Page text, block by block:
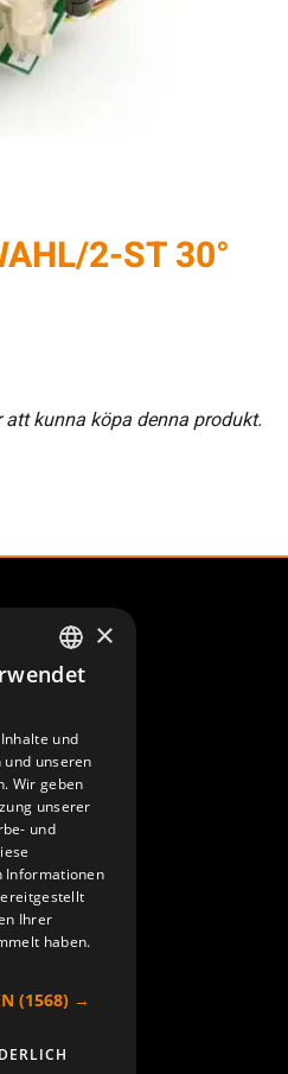
2-ST 30°
kunna köpa denna produkt.
SWEDISH
DEUTSCH
×
und
unseren
Wir geben
unserer
und
Informationen
Ihrer
haben.
(1568) →